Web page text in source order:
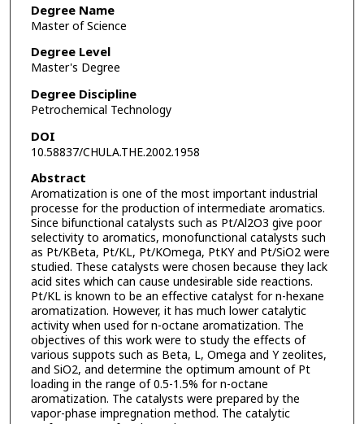
Degree Name
Master of Science
Degree Level
Master's Degree
Degree Discipline
Petrochemical Technology
DOI
10.58837/CHULA.THE.2002.1958
Abstract
Aromatization is one of the most important industrial
processe for the production of intermediate aromatics.
Since bifunctional catalysts such as Pt/Al2O3 give poor
selectivity to aromatics, monofunctional catalysts such
as Pt/KBeta, Pt/KL, Pt/KOmega, PtKY and Pt/SiO2 were
studied. These catalysts were chosen because they lack
acid sites which can cause undesirable side reactions.
Pt/KL is known to be an effective catalyst for n-hexane
aromatization. However, it has much lower catalytic
activity when used for n-octane aromatization. The
objectives of this work were to study the effects of
various suppots such as Beta, L, Omega and Y zeolites,
and SiO2, and determine the optimum amount of Pt
loading in the range of 0.5-1.5% for n-octane
aromatization. The catalysts were prepared by the
vapor-phase impregnation method. The catalytic